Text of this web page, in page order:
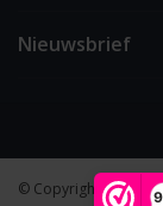
Nieuwsbrief
© Copyright 2026